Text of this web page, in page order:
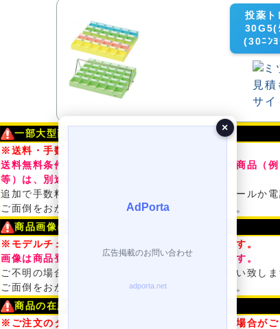
投薬ト
30G5(
(30ﾆﾝﾖ
一部大型商品の配送料について
※送料・手数料が加算される場合がございます。
送料無料条件を満たしている商品でも、一部大型商品（
等）は、別途配送料がかかる場合もございます。
追加で手数料が加算される場合は、ご注文後、メールか電
ご面倒をおかけ致しますが、予めご了承ください。
商品画像について
※モデルチェンジとなっている可能性がございます。
画像は商品登録時の商品イメージとなっております。
ご不明の場合は、ご注文の前に必ずご確認を御願い致しま
ご面倒をおかけ致しますが、予めご了承ください。
商品の在庫について
※ご注文のタイミングによって在庫切れ・廃盤の場合がご
×